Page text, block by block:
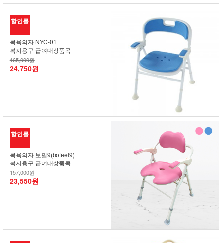
할인률
목욕의자 NYC-01
복지용구 급여대상품목
165,000원
24,750원
할인률
목욕의자 보필9(bofeel9)
복지용구 급여대상품목
157,000원
23,550원